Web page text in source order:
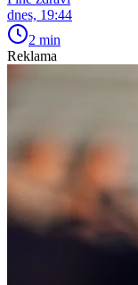
dnes, 19:44
2 min
Reklama